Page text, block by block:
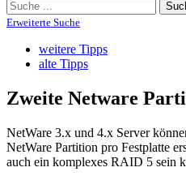
Erweiterte Suche
weitere Tipps
alte Tipps
Zweite Netware
NetWare 3.x und 4.x Server
NetWare Partition pro Festplatte
auch ein komplexes RAID 5 sein